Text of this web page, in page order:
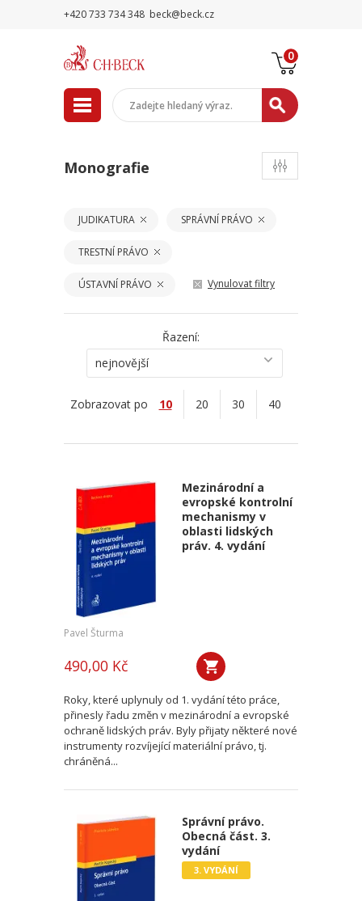
+420 733 734 348 beck@beck.cz
0
Monografie
JUDIKATURA SPRÁVNÍ PRÁVO
TRESTNÍ PRÁVO
ÚSTAVNÍ PRÁVO Vynulovat filtry
Řazení:
nejnovější
Zobrazovat po 10 20 30 40
Mezinárodní a
evropské kontrolní
mechanismy v
oblasti lidských
práv. 4. vydání
Pavel Šturma
490,00 Kč
Roky, které uplynuly od 1. vydání této práce,
přinesly řadu změn v mezinárodní a evropské
ochraně lidských práv. Byly přijaty některé nové
instrumenty rozvíjející materiální právo, tj.
chráněná...
Správní právo.
Obecná část. 3.
vydání
3. VYDÁNÍ